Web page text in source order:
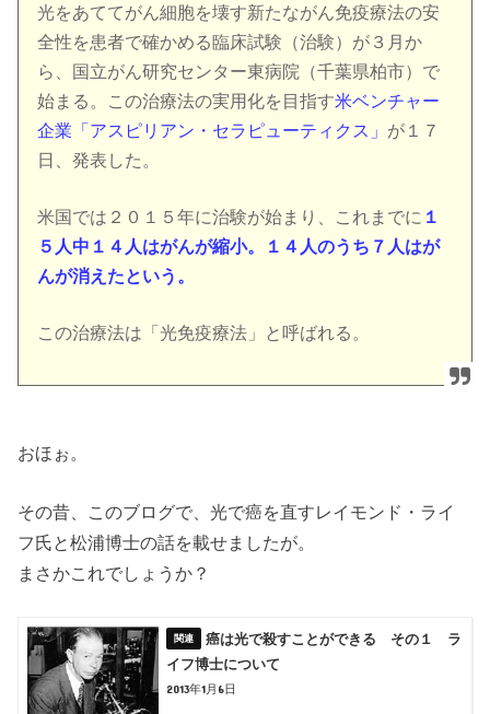
光をあててがん細胞を壊す新たながん免疫療法の安
全性を患者で確かめる臨床試験（治験）が３月か
ら、国立がん研究センター東病院（千葉県柏市）で
始まる。この治療法の実用化を目指す米ベンチャー
企業「アスピリアン・セラピューティクス」 が１７
日、発表した。
米国では２０１５年に治験が始まり、これまでに １
５人中１４人はがんが縮小。１４人のうち７人はが
んが消えたという。
この治療法は「光免疫療法」と呼ばれる。
おほぉ。
その昔、このブログで、光で癌を直すレイモンド・ライ
フ氏と松浦博士の話を載せましたが。
まさかこれでしょうか？
癌は光で殺すことができる その１ ラ
イフ博士について
2013年1月6日